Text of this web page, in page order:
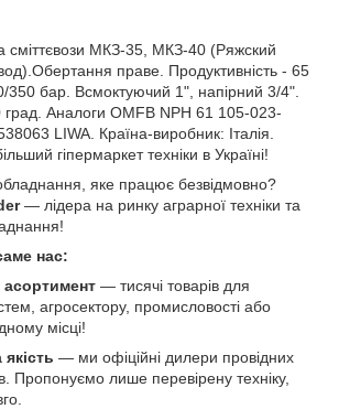
сміттєвози МКЗ-35, МКЗ-40 (Ряжский
праве. Продуктивність - 65
350 бар. Всмоктуючий 1", напірний 3/4".
Аналоги OMFB NPH 61 105-023-
LIWA. Країна-виробник: Італія.
гіпермаркет техніки в Україні!
яке працює безвідмовно?
— лідера на ринку аграрної техніки та
нас:
— тисячі товарів для
агросектору, промисловості або
місці!
— ми офіційні дилери провідних
Пропонуємо лише перевірену техніку,